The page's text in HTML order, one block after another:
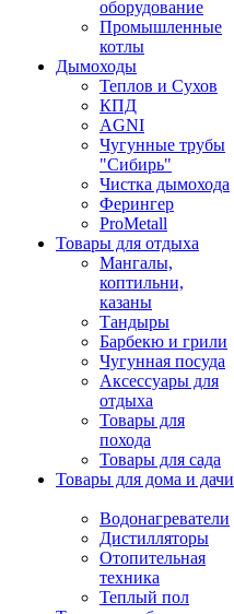
оборудование
Промышленные
котлы
Дымоходы
Теплов и Сухов
КПД
AGNI
Чугунные трубы
"Сибирь"
Чистка дымохода
Ферингер
ProMetall
Товары для отдыха
Мангалы,
коптильни,
казаны
Тандыры
Барбекю и грили
Чугунная посуда
Аксессуары для
отдыха
Товары для
похода
Товары для сада
Товары для дома и дачи
Водонагреватели
Дистилляторы
Отопительная
техника
Теплый пол